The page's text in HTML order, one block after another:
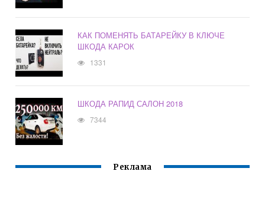
КАК ПОМЕНЯТЬ БАТАРЕЙКУ В КЛЮЧЕ
ШКОДА КАРОК
1331
ШКОДА РАПИД САЛОН 2018
7344
Реклама